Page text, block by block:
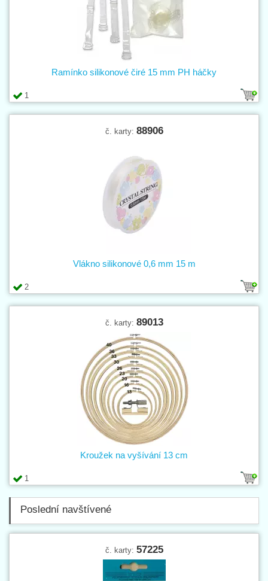
1
Ramínko silikonové čiré 15 mm PH háčky
č. karty: 88906
2
Vlákno silikonové 0,6 mm 15 m
č. karty: 89013
1
Kroužek na vyšívání 13 cm
Poslední navštívené
č. karty: 57225